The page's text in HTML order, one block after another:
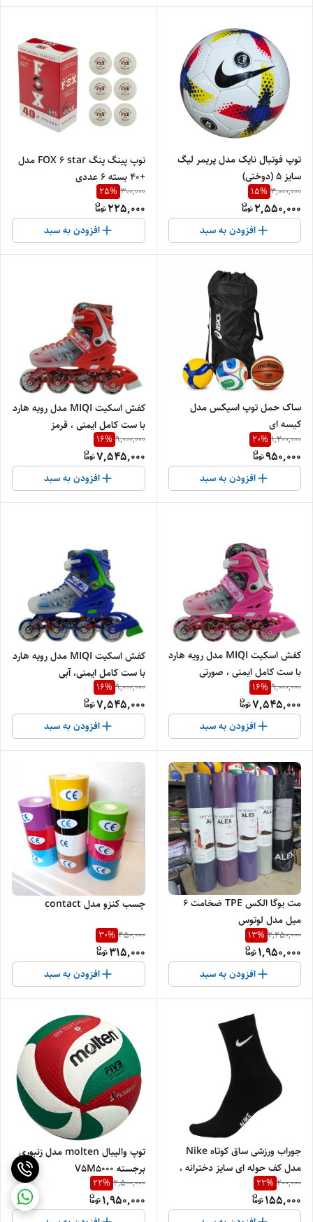
توپ فوتبال نایک مدل پریمر لیگ
سایز 5 (دوختی)
3,000,000
15%
2,550,000
افزودن به سبد
توپ پینگ پنگ FOX 6 star مدل
+۴۰ بسته ۶ عددی
300,000
25%
225,000
افزودن به سبد
ساک حمل توپ اسیکس مدل
کیسه ای
1,200,000
20%
950,000
افزودن به سبد
کفش اسکیت MIQI مدل رویه هارد
با ست کامل ایمنی ، قرمز
9,000,000
16%
7,545,000
افزودن به سبد
کفش اسکیت MIQI مدل رویه هارد
با ست کامل ایمنی ، صورتی
9,000,000
16%
7,545,000
افزودن به سبد
کفش اسکیت MIQI مدل رویه هارد
با ست کامل ایمنی، آبی
9,000,000
16%
7,545,000
افزودن به سبد
مت یوگا الکس TPE ضخامت 6
میل مدل لوتوس
2,250,000
13%
1,950,000
افزودن به سبد
چسب کنزو مدل contact
450,000
30%
315,000
افزودن به سبد
جوراب ورزشی ساق کوتاه Nike
مدل کف حوله ای سایز دخترانه ،
والیبال ، هندبال ، بسکتبال
200,000
22%
155,000
توپ والیبال molten مدل زنبوری
برجسته V5M5000
2,500,000
22%
1,950,000